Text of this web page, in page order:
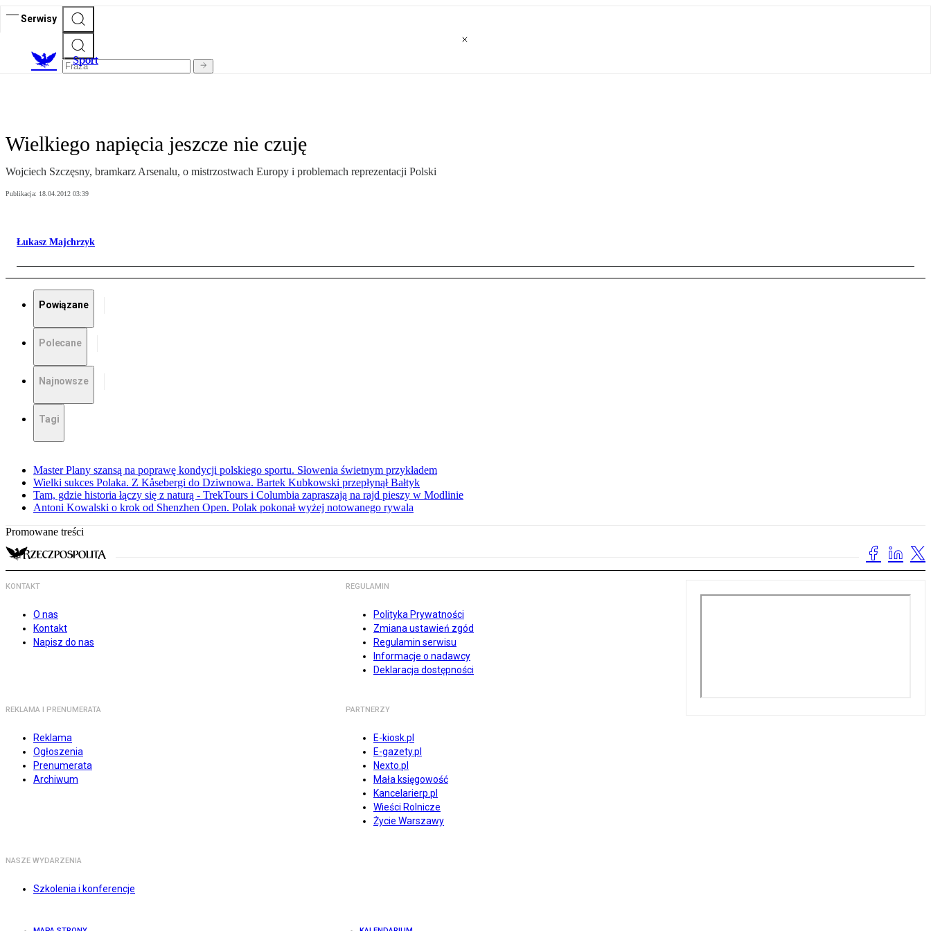
Serwisy
Sport
Wielkiego napięcia jeszcze nie czuję
Wojciech Szczęsny, bramkarz Arsenalu, o mistrzostwach Europy i problemach reprezentacji Polski
Publikacja: 18.04.2012 03:39
Łukasz Majchrzyk
Powiązane
Polecane
Najnowsze
Tagi
Master Plany szansą na poprawę kondycji polskiego sportu. Słowenia świetnym przykładem
Wielki sukces Polaka. Z Kåsebergi do Dziwnowa. Bartek Kubkowski przepłynął Bałtyk
Tam, gdzie historia łączy się z naturą - TrekTours i Columbia zapraszają na rajd pieszy w Modlinie
Antoni Kowalski o krok od Shenzhen Open. Polak pokonał wyżej notowanego rywala
Promowane treści
KONTAKT
O nas
Kontakt
Napisz do nas
REGULAMIN
Polityka Prywatności
Zmiana ustawień zgód
Regulamin serwisu
Informacje o nadawcy
Deklaracja dostępności
REKLAMA I PRENUMERATA
Reklama
Ogłoszenia
Prenumerata
Archiwum
PARTNERZY
E-kiosk.pl
E-gazety.pl
Nexto.pl
Mała księgowość
Kancelarierp.pl
Wieści Rolnicze
Życie Warszawy
NASZE WYDARZENIA
Szkolenia i konferencje